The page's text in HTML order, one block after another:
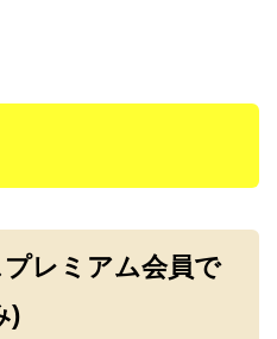
レミアム会員で
)